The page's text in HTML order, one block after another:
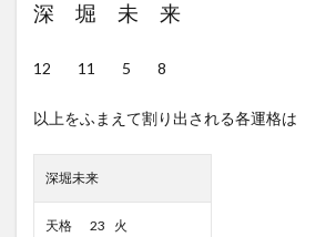
深 堀 未 来
12 11 5 8
以上をふまえて割り出される各運格は
深堀未来
天格 23 火